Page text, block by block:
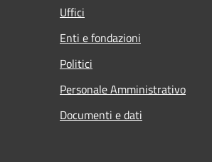
Uffici
Enti e fondazioni
Politici
Personale Amministrativo
Documenti e dati